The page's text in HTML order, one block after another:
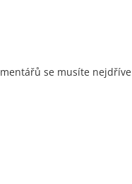
se musíte nejdříve